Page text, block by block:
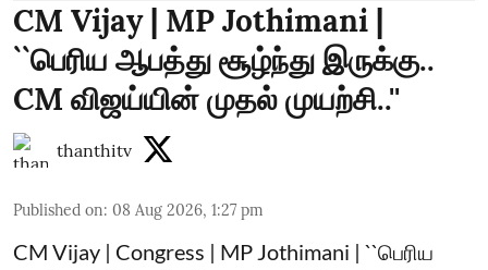
CM Vijay | MP Jothimani |
``பெரிய ஆபத்து சூழ்ந்து இருக்கு..
CM விஜய்யின் முதல் முயற்சி..''
thanthitv
Published on: 08 Aug 2026, 1:27 pm
CM Vijay | Congress | MP Jothimani | ``பெரிய